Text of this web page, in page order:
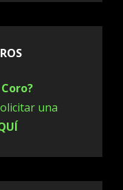
una